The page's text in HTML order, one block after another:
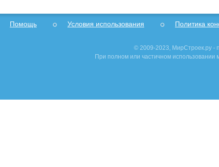
Помощь Условия использования Политика
© 2009-2023, МирСтроек.ру -
При полном или частичном использовании